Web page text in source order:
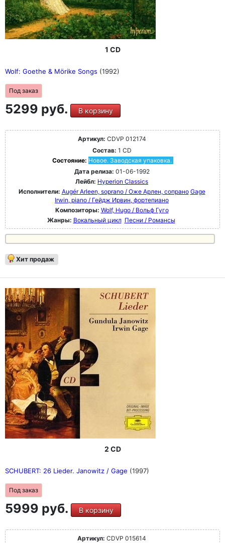
1 CD
Wolf: Goethe & Mörike Songs (1992)
Под заказ
5299 руб. В корзину
Артикул: CDVP 012174
Состав: 1 CD
Состояние: Новое. Заводская упаковка.
Дата релиза: 01-06-1992
Лейбл: Hyperion Classics
Исполнители: Augér Arleen, soprano / Оже Арлен, сопрано Gage
Irwin, piano / Гейдж Ирвин, фортепиано
Композиторы: Wolf, Hugo / Вольф Гуго
Жанры: Вокальный цикл Песни / Романсы
Хит продаж
2 CD
SCHUBERT: 26 Lieder. Janowitz / Gage (1997)
Под заказ
5999 руб. В корзину
Артикул: CDVP 015614